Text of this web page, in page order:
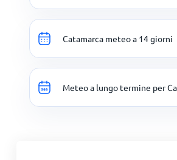
Catamarca meteo a 14 giorni
Meteo a lungo termine per